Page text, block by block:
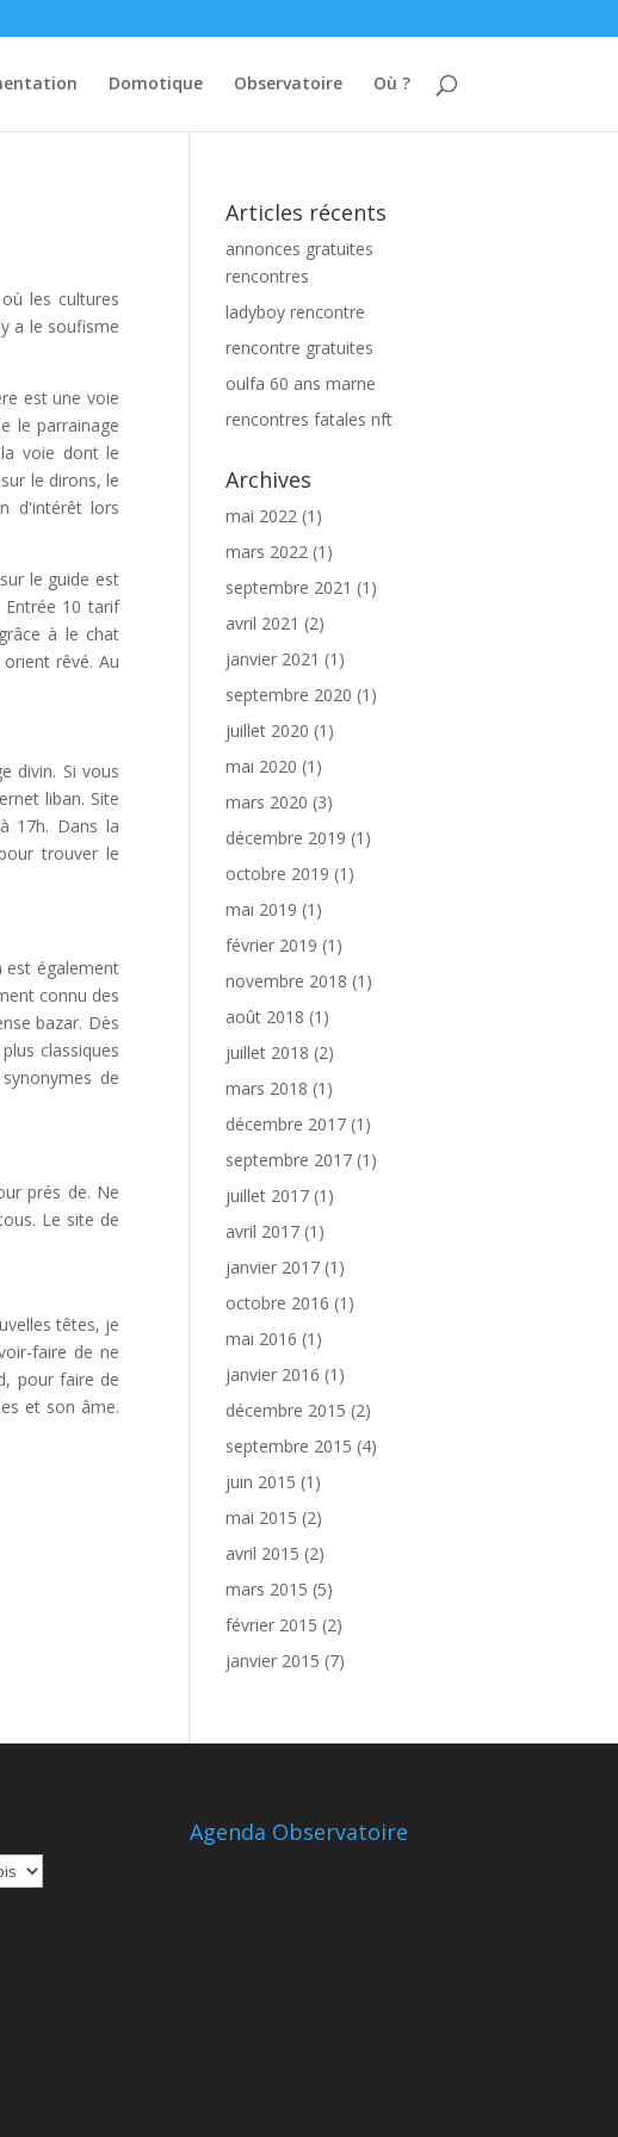
Domotique Observatoire Où ?
les cultures
a le soufisme
est une voie
le parrainage
voie dont le
le dirons, le
d'intérêt lors
le guide est
10 tarif
à le chat
rêvé. Au
divin. Si vous
liban. Site
17h. Dans la
trouver le
est également
connu des
bazar. Dès
classiques
de
prés de. Ne
Le site de
têtes, je
faire de ne
pour faire de
et son âme.
Articles récents
annonces gratuites
rencontres
ladyboy rencontre
rencontre gratuites
oulfa 60 ans marne
rencontres fatales nft
Archives
mai 2022 (1)
mars 2022 (1)
septembre 2021 (1)
avril 2021 (2)
janvier 2021 (1)
septembre 2020 (1)
juillet 2020 (1)
mai 2020 (1)
mars 2020 (3)
décembre 2019 (1)
octobre 2019 (1)
mai 2019 (1)
février 2019 (1)
novembre 2018 (1)
août 2018 (1)
juillet 2018 (2)
mars 2018 (1)
décembre 2017 (1)
septembre 2017 (1)
juillet 2017 (1)
avril 2017 (1)
janvier 2017 (1)
octobre 2016 (1)
mai 2016 (1)
janvier 2016 (1)
décembre 2015 (2)
septembre 2015 (4)
juin 2015 (1)
mai 2015 (2)
avril 2015 (2)
mars 2015 (5)
février 2015 (2)
janvier 2015 (7)
Agenda Observatoire